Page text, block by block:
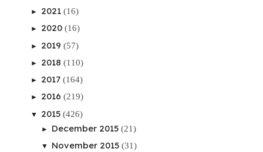
► 2021 (16)
► 2020 (16)
► 2019 (57)
► 2018 (110)
► 2017 (164)
► 2016 (219)
▼ 2015 (426)
► December 2015 (21)
▼ November 2015 (31)